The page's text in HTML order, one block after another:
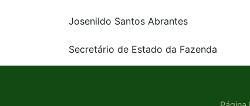
Josenildo Santos Abrantes
Secretário de Estado da Fazenda